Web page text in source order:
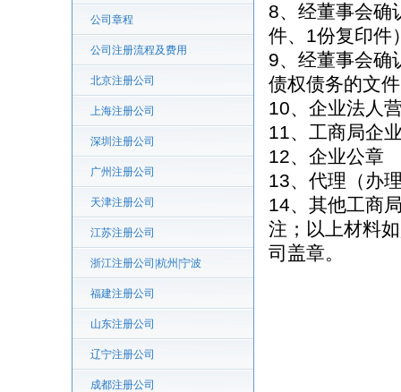
公司章程
公司注册流程及费用
北京注册公司
上海注册公司
深圳注册公司
广州注册公司
天津注册公司
江苏注册公司
浙江注册公司|杭州|宁波
福建注册公司
山东注册公司
辽宁注册公司
成都注册公司
8、经董事会确
件、1份复印件
9、经董事会确
债权债务的文
10、企业法人
11、工商局企
12、企业公章
13、代理（办
14、其他工商
注；以上材料
司盖章。